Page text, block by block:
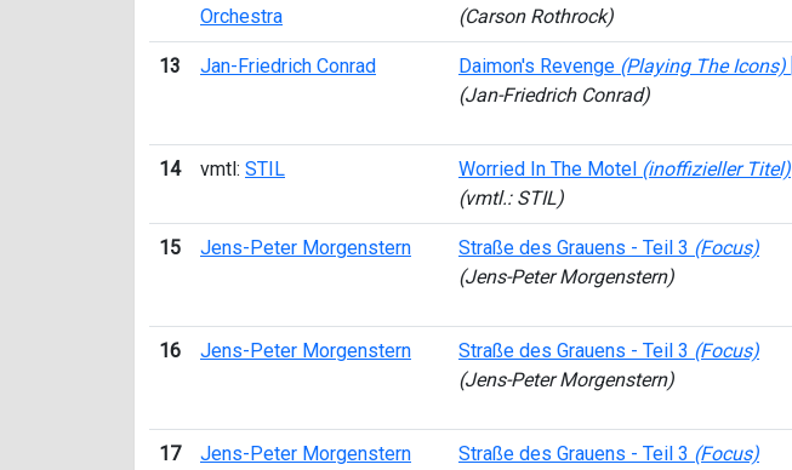
Orchestra
(Carson Rothrock)
13 Jan-Friedrich Conrad Daimon's Revenge (Playing The Icons)
(Jan-Friedrich Conrad)
14 vmtl: STIL Worried In The Motel (inoffizieller Titel)
(vmtl.: STIL)
15 Jens-Peter Morgenstern Straße des Grauens - Teil 3 (Focus)
(Jens-Peter Morgenstern)
16 Jens-Peter Morgenstern Straße des Grauens - Teil 3 (Focus)
(Jens-Peter Morgenstern)
17 Jens-Peter Morgenstern Straße des Grauens - Teil 3 (Focus)